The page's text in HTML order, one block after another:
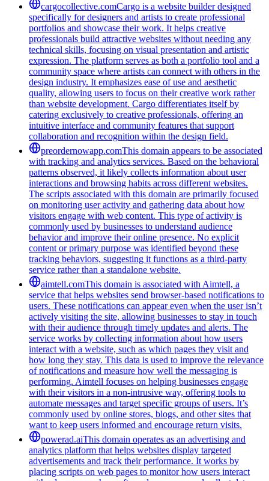
cargocollective.comCargo is a website builder designed
specifically for designers and artists to create professional
portfolios and showcase their work. It helps creative
professionals build attractive websites without needing any
technical skills, focusing on visual presentation and artistic
expression. The platform serves as both a portfolio tool and a
community space where artists can connect with others in the
design industry. It emphasizes ease of use and aesthetic
quality, allowing users to focus on their creative work rather
than website development. Cargo differentiates itself by
catering exclusively to creative professionals, offering an
intuitive interface and community features that support
collaboration and recognition within the design field.
preordernowapp.comThis domain appears to be associated
with tracking and analytics services. Based on the behavioral
patterns observed, it likely collects information about user
interactions and browsing habits across different websites.
The scripts associated with this domain are primarily focused
on monitoring user activity and gathering data about how
visitors engage with web content. This type of activity is
commonly used by businesses to understand audience
behavior and improve their online presence. No explicit
content or primary purpose was identified beyond these
tracking behaviors, suggesting it functions as a third-party
service rather than a standalone website.
aimtell.comThis domain is associated with Aimtell, a
service that helps websites send browser-based notifications to
users. These notifications can appear even when the user isn’t
actively visiting the site, allowing businesses to stay in touch
with their audience through timely updates and alerts. The
service works by collecting information about how users
interact with a website, such as which pages they visit and
how long they stay. This data is used to improve the relevance
of notifications and measure how well the messaging is
performing. Aimtell focuses on helping businesses engage
with their visitors in a non-intrusive way, offering tools to
automate messages and target specific groups of users. It’s
commonly used by online stores, blogs, and other sites that
want to keep users informed and encourage return visits.
powerad.aiThis domain operates as an advertising and
analytics platform that helps websites display targeted
advertisements and track their performance. It works by
placing scripts on web pages to monitor how users interact